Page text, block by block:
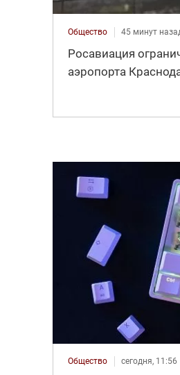
Общество 45 минут
Росавиация
аэропорта
Общество сегодня, 11:56